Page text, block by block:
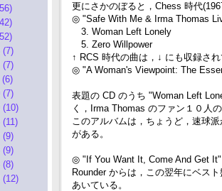
(7)
(7)
(6)
(7)
(10)
(9)
(9)
(8)
(12)
更にさかのぼると，Chess 時代
◎ "Safe With Me & Irma Thomas
3. Woman Left Lonely
5. Zero Willpower
↑ RCS 時代の曲は，↓ にも収録さ
◎ "A Woman's Viewpoint: The
表題の CD のうち "Woman Left
く，Irma Thomas のファン１０人
このアルバムは，ちょうど，速球
がある。
◎ "If You Want It, Come And Get
Rounder からは，この翌年にベス
あいている。